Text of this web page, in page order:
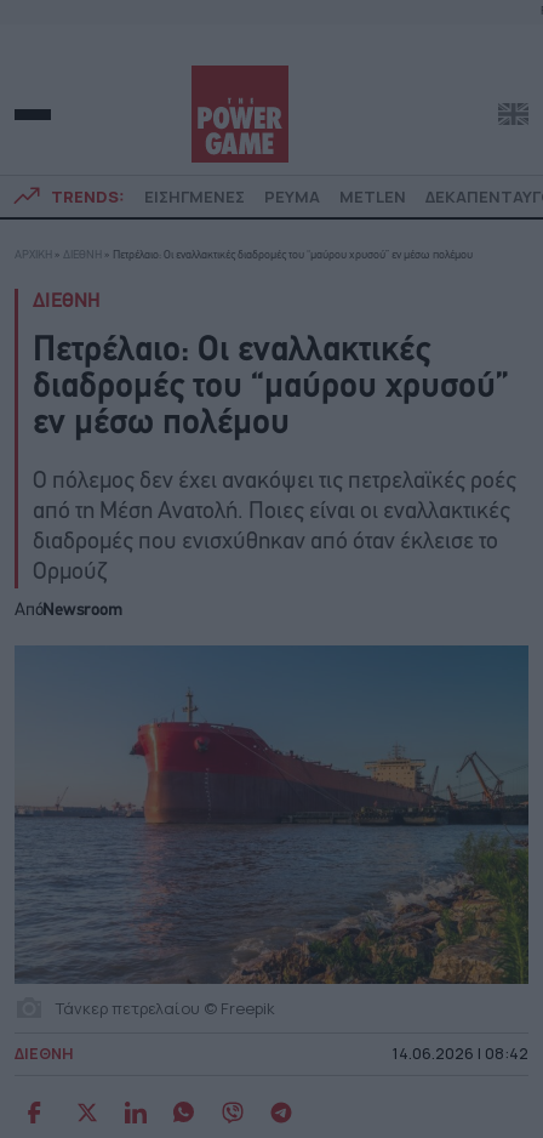
TRENDS: ΕΙΣΗΓΜΕΝΕΣ ΡΕΥΜΑ METLEN
ΑΡΧΙΚΗ » ΔΙΕΘΝΗ » Πετρέλαιο: Οι εναλλακτικές διαδρομές του “μαύρου χρυσού” εν μέσω πολέμου
ΔΙΕΘΝΗ
Πετρέλαιο: Οι εναλλακτικές
διαδρομές του “μαύρου χρυσού”
εν μέσω πολέμου
O πόλεμος δεν έχει ανακόψει τις πετρελαϊκές ροές
από τη Μέση Ανατολή. Ποιες είναι οι εναλλακτικές
διαδρομές που ενισχύθηκαν από όταν έκλεισε το
Ορμούζ
ΑπόNewsroom
Τάνκερ πετρελαίου © Freepik
ΔΙΕΘΝΗ 14.06.2026 | 08:42